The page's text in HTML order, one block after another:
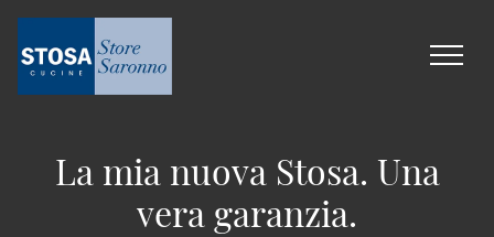
La mia nuova Stosa. Una
vera garanzia.